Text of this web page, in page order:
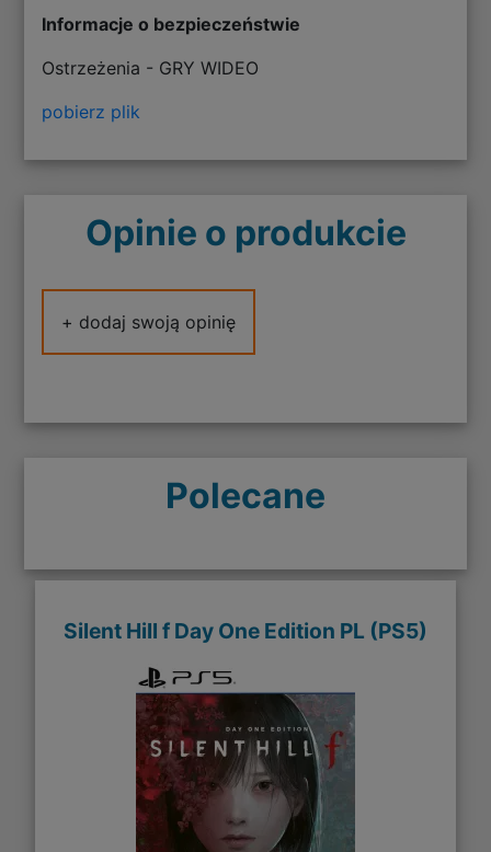
Informacje o bezpieczeństwie
Ostrzeżenia - GRY WIDEO
pobierz plik
Opinie o produkcie
+ dodaj swoją opinię
Polecane
Silent Hill f Day One Edition PL (PS5)